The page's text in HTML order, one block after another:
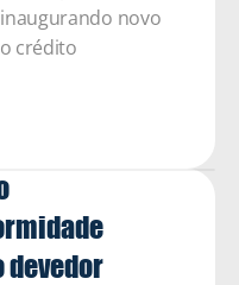
novo
crédito
devedor